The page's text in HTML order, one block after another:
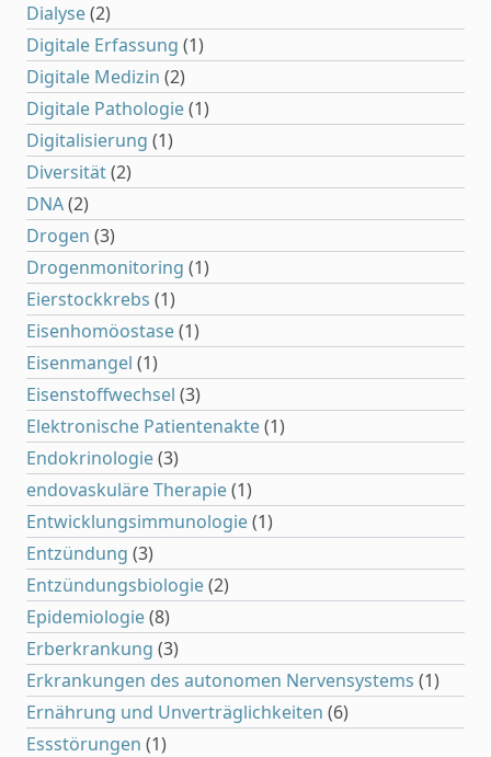
Dialyse(2)
Digitale Erfassung (1)
Digitale Medizin (2)
Digitale Pathologie(1)
Digitalisierung (1)
Diversität(2)
DNA(2)
Drogen (3)
Drogenmonitoring (1)
Eierstockkrebs (1)
Eisenhomöostase(1)
Eisenmangel (1)
Eisenstoffwechsel (3)
Elektronische Patientenakte(1)
Endokrinologie(3)
endovaskuläre Therapie(1)
Entwicklungsimmunologie(1)
Entzündung (3)
Entzündungsbiologie(2)
Epidemiologie(8)
Erberkrankung (3)
Erkrankungen des autonomen Nervensystems (1)
Ernährung und Unverträglichkeiten (6)
Essstörungen (1)